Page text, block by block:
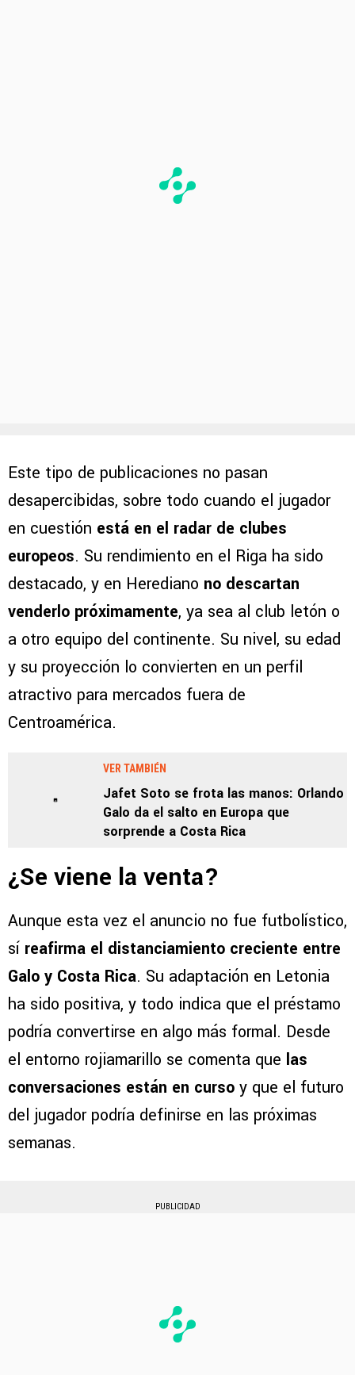
Este tipo de publicaciones no pasan
desapercibidas, sobre todo cuando el jugador
en cuestión está en el radar de clubes
europeos. Su rendimiento en el Riga ha sido
destacado, y en Herediano no descartan
venderlo próximamente, ya sea al club letón o
a otro equipo del continente. Su nivel, su edad
y su proyección lo convierten en un perfil
atractivo para mercados fuera de
Centroamérica.
VER TAMBIÉN
Jafet Soto se frota las manos: Orlando
Galo da el salto en Europa que
sorprende a Costa Rica
¿Se viene la venta?
Aunque esta vez el anuncio no fue futbolístico,
sí reafirma el distanciamiento creciente entre
Galo y Costa Rica. Su adaptación en Letonia
ha sido positiva, y todo indica que el préstamo
podría convertirse en algo más formal. Desde
el entorno rojiamarillo se comenta que las
conversaciones están en curso y que el futuro
del jugador podría definirse en las próximas
semanas.
PUBLICIDAD